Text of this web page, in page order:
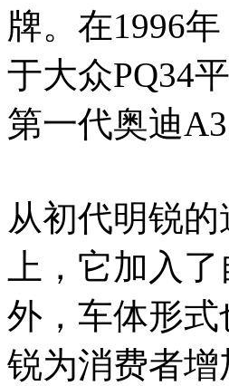
牌。在1996
于大众PQ34
第一代奥迪
从初代明锐
上，它加入
外，车体形
锐为消费者